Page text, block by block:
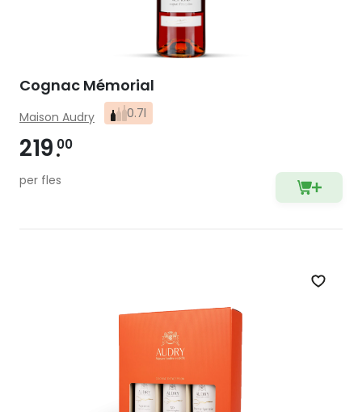
Cognac Mémorial
Maison Audry 0.7l
219 00
per fles
Zet